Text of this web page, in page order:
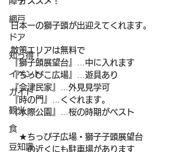
網戸
ドア
知っ得！
イベント
ガイド
観光
食
豆知識
日本一の獅子頭が出迎えてくれます。
散策エリアは無料で
『獅子頭展望台』…中に入れます
『ちっびこ広場』…遊具あり
『会津民家』…外見見学可
『時の門』…くぐれます。
『水際公園』…桜の時期がベスト
★ちっび子広場・獅子子頭展望台
の近くにも駐車場があります